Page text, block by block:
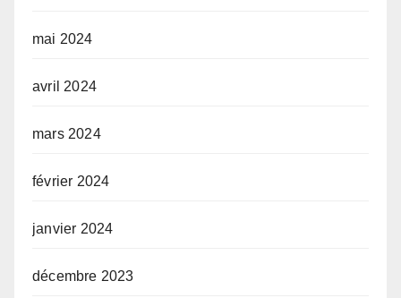
mai 2024
avril 2024
mars 2024
février 2024
janvier 2024
décembre 2023